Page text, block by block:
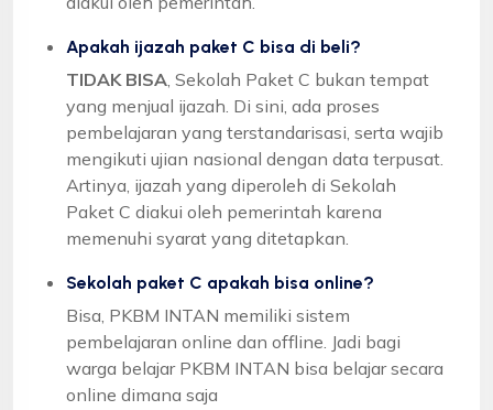
Apakah ijazah paket C bisa di beli?
TIDAK BISA , Sekolah Paket C bukan tempat
yang menjual ijazah. Di sini, ada proses
pembelajaran yang terstandarisasi, serta wajib
mengikuti ujian nasional dengan data terpusat.
Artinya, ijazah yang diperoleh di Sekolah
Paket C diakui oleh pemerintah karena
memenuhi syarat yang ditetapkan.
Sekolah paket C apakah bisa online?
Bisa, PKBM INTAN memiliki sistem
pembelajaran online dan offline. Jadi bagi
warga belajar PKBM INTAN bisa belajar secara
online dimana saja